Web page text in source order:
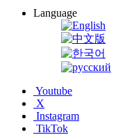
Language
Youtube
X
Instagram
TikTok